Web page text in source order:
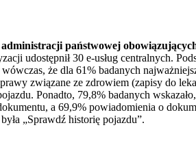
państwowej
udostępnił 30 e-usług centralnych.
że dla 61% badanych
związane ze zdrowiem (zapisy do
Ponadto, 79,8% badanych
a 69,9% powiadomienia o
„Sprawdź historię pojazdu”.